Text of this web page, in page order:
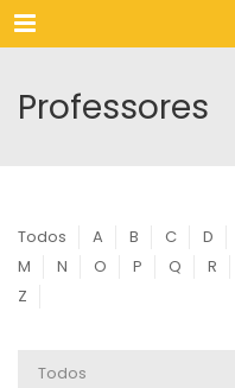
Menu
Professores
Todos A B C D
M
N O P Q R
Z